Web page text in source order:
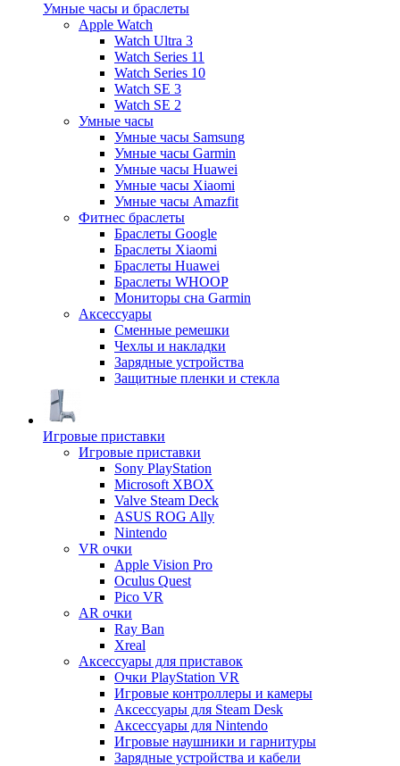
Умные часы и браслеты
Apple Watch
Watch Ultra 3
Watch Series 11
Watch Series 10
Watch SE 3
Watch SE 2
Умные часы
Умные часы Samsung
Умные часы Garmin
Умные часы Huawei
Умные часы Xiaomi
Умные часы Amazfit
Фитнес браслеты
Браслеты Google
Браслеты Xiaomi
Браслеты Huawei
Браслеты WHOOP
Мониторы сна Garmin
Аксессуары
Сменные ремешки
Чехлы и накладки
Зарядные устройства
Защитные пленки и стекла
Игровые приставки
Игровые приставки
Sony PlayStation
Microsoft XBOX
Valve Steam Deck
ASUS ROG Ally
Nintendo
VR очки
Apple Vision Pro
Oculus Quest
Pico VR
AR очки
Ray Ban
Xreal
Аксессуары для приставок
Очки PlayStation VR
Игровые контроллеры и камеры
Аксессуары для Steam Desk
Аксессуары для Nintendo
Игровые наушники и гарнитуры
Зарядные устройства и кабели